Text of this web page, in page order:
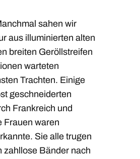
sahen wir
aus illuminierten alten
breiten Geröllstreifen
warteten
Trachten. Einige
geschneiderten
Frankreich und
Frauen waren
Sie alle trugen
zahllose Bänder nach